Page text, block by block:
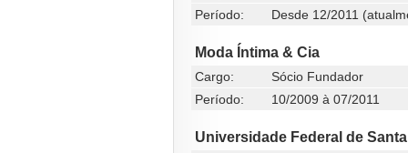
Período:
Desde 12/2011
Moda Íntima & Cia
Cargo:
Sócio Fundador
Período:
10/2009 à 07/2011
Universidade Federal de